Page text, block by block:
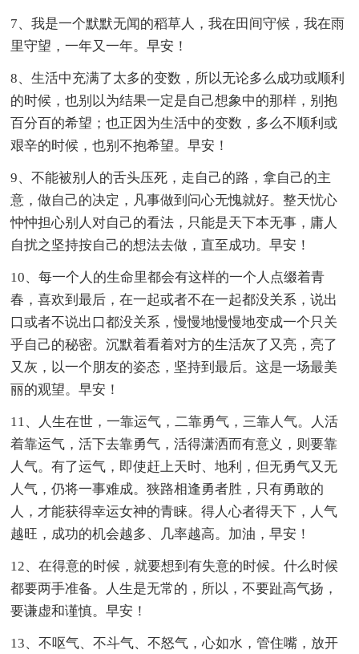
7、我是一个默默无闻的稻草人，我在田间守候，我在雨
里守望，一年又一年。早安！
8、生活中充满了太多的变数，所以无论多么成功或顺利
的时候，也别以为结果一定是自己想象中的那样，别抱
百分百的希望；也正因为生活中的变数，多么不顺利或
艰辛的时候，也别不抱希望。早安！
9、不能被别人的舌头压死，走自己的路，拿自己的主
意，做自己的决定，凡事做到问心无愧就好。整天忧心
忡忡担心别人对自己的看法，只能是天下本无事，庸人
自扰之坚持按自己的想法去做，直至成功。早安！
10、每一个人的生命里都会有这样的一个人点缀着青
春，喜欢到最后，在一起或者不在一起都没关系，说出
口或者不说出口都没关系，慢慢地慢慢地变成一个只关
乎自己的秘密。沉默着看着对方的生活灰了又亮，亮了
又灰，以一个朋友的姿态，坚持到最后。这是一场最美
丽的观望。早安！
11、人生在世，一靠运气，二靠勇气，三靠人气。人活
着靠运气，活下去靠勇气，活得潇洒而有意义，则要靠
人气。有了运气，即使赶上天时、地利，但无勇气又无
人气，仍将一事难成。狭路相逢勇者胜，只有勇敢的
人，才能获得幸运女神的青睐。得人心者得天下，人气
越旺，成功的机会越多、几率越高。加油，早安！
12、在得意的时候，就要想到有失意的时候。什么时候
都要两手准备。人生是无常的，所以，不要趾高气扬，
要谦虚和谨慎。早安！
13、不呕气、不斗气、不怒气，心如水，管住嘴，放开